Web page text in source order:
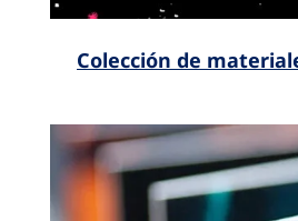
Colección de